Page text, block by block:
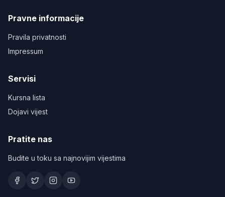
Pravne informacije
Pravila privatnosti
Impressum
Servisi
Kursna lista
Dojavi vijest
Pratite nas
Budite u toku sa najnovijim vijestima